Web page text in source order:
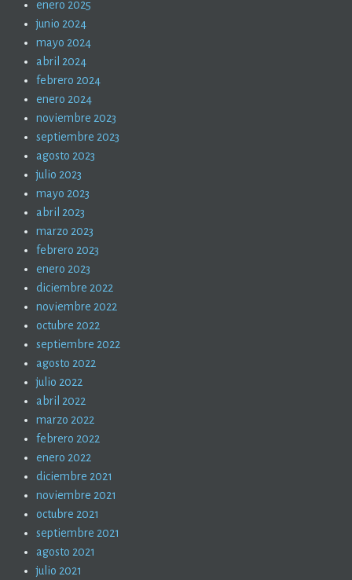
enero 2025
junio 2024
mayo 2024
abril 2024
febrero 2024
enero 2024
noviembre 2023
septiembre 2023
agosto 2023
julio 2023
mayo 2023
abril 2023
marzo 2023
febrero 2023
enero 2023
diciembre 2022
noviembre 2022
octubre 2022
septiembre 2022
agosto 2022
julio 2022
abril 2022
marzo 2022
febrero 2022
enero 2022
diciembre 2021
noviembre 2021
octubre 2021
septiembre 2021
agosto 2021
julio 2021